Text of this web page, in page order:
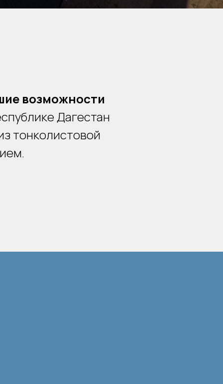
возможности
Дагестан
тонколистовой